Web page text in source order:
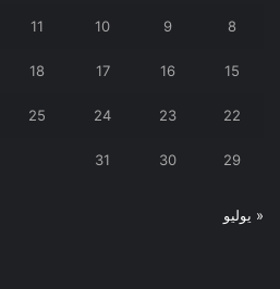
8
9
10
11
15
16
17
18
22
23
24
25
29
30
31
« يوليو